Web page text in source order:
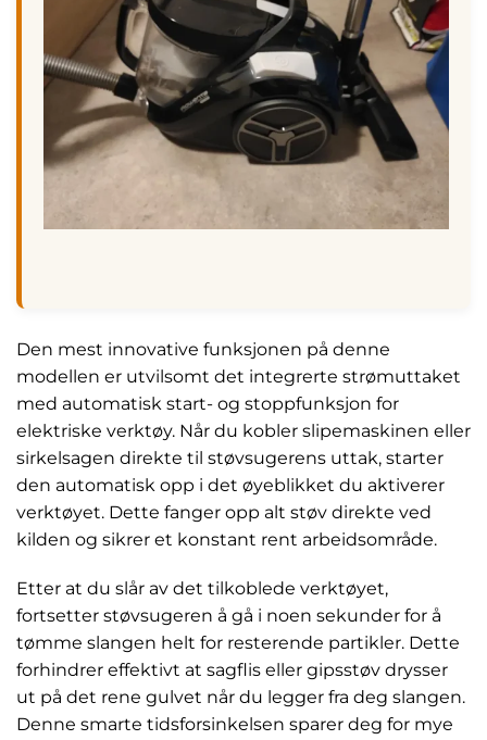
Den mest innovative funksjonen på denne
modellen er utvilsomt det integrerte strømuttaket
med automatisk start- og stoppfunksjon for
elektriske verktøy. Når du kobler slipemaskinen eller
sirkelsagen direkte til støvsugerens uttak, starter
den automatisk opp i det øyeblikket du aktiverer
verktøyet. Dette fanger opp alt støv direkte ved
kilden og sikrer et konstant rent arbeidsområde.
Etter at du slår av det tilkoblede verktøyet,
fortsetter støvsugeren å gå i noen sekunder for å
tømme slangen helt for resterende partikler. Dette
forhindrer effektivt at sagflis eller gipsstøv drysser
ut på det rene gulvet når du legger fra deg slangen.
Denne smarte tidsforsinkelsen sparer deg for mye